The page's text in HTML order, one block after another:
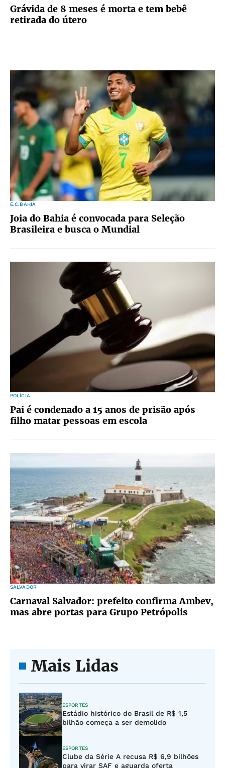
Grávida de 8 meses é morta e tem bebê
retirada do útero
E.C.BAHIA
Joia do Bahia é convocada para Seleção
Brasileira e busca o Mundial
POLÍCIA
Pai é condenado a 15 anos de prisão após
filho matar pessoas em escola
SALVADOR
Carnaval Salvador: prefeito confirma Ambev,
mas abre portas para Grupo Petrópolis
Mais Lidas
ESPORTES
Estádio histórico do Brasil de R$ 1,5
bilhão começa a ser demolido
ESPORTES
Clube da Série A recusa R$ 6,9 bilhões
para virar SAF e aguarda oferta